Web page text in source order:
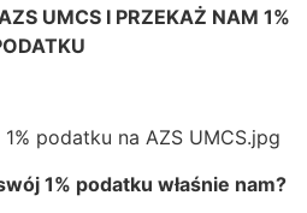
UMCS I PRZEKAŻ NAM 1%
1% podatku właśnie nam?